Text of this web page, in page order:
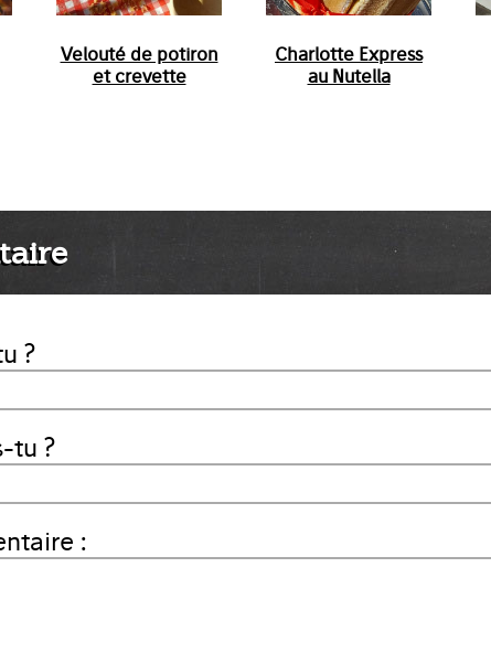
Velouté de potiron
et crevette
Charlotte Express
au Nutella
?
tu ?
: